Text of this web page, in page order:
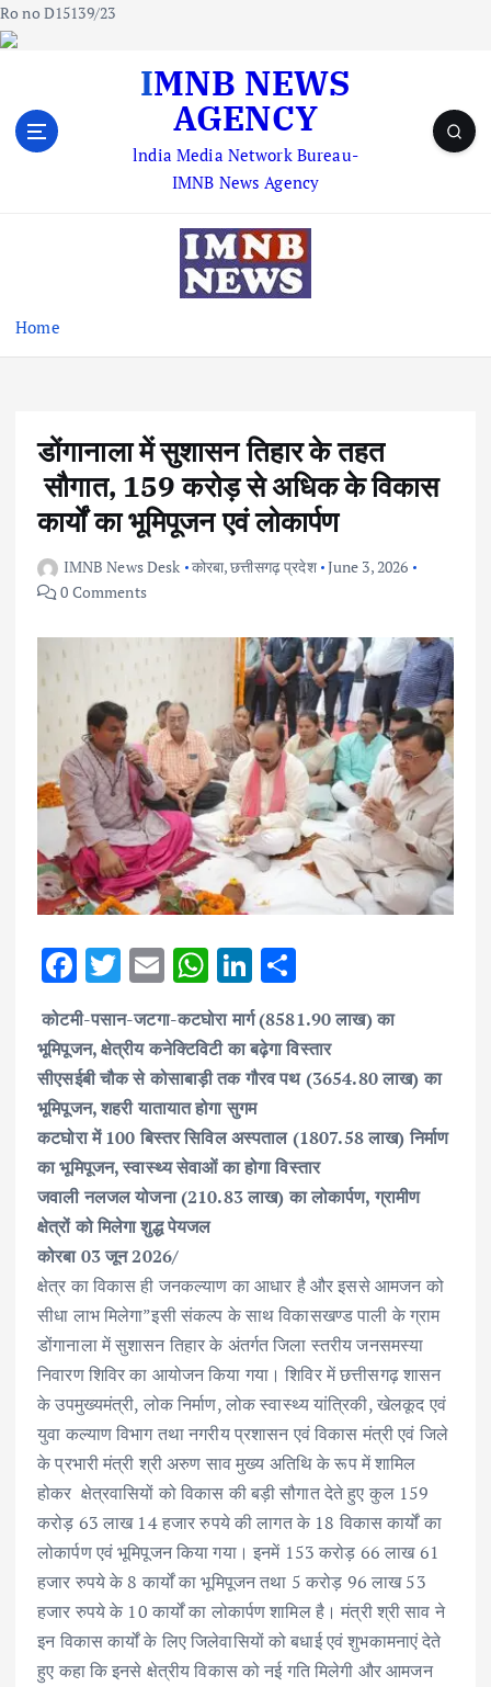
Ro no D15139/23
IMNB NEWS
AGENCY
lndia Media Network Bureau-
IMNB News Agency
Home
डोंगानाला में सुशासन तिहार के तहत
सौगात, 159 करोड़ से अधिक के विकास
कार्यों का भूमिपूजन एवं लोकार्पण
IMNB News Desk कोरबा,छत्तीसगढ़ प्रदेश June 3, 2026
0 Comments
F
ac
e
b
o
o
k
T
it
te
r
E
ai
l
W
h
at
s
A
p
p
Li
n
k
e
dI
n
ar
e
कोटमी-पसान-जटगा-कटघोरा मार्ग (8581.90 लाख) का
भूमिपूजन, क्षेत्रीय कनेक्टिविटी का बढ़ेगा विस्तार
सीएसईबी चौक से कोसाबाड़ी तक गौरव पथ (3654.80 लाख) का
भूमिपूजन, शहरी यातायात होगा सुगम
कटघोरा में 100 बिस्तर सिविल अस्पताल (1807.58 लाख) निर्माण
का भूमिपूजन, स्वास्थ्य सेवाओं का होगा विस्तार
जवाली नलजल योजना (210.83 लाख) का लोकार्पण, ग्रामीण
क्षेत्रों को मिलेगा शुद्ध पेयजल
कोरबा 03 जून 2026/
क्षेत्र का विकास ही जनकल्याण का आधार है और इससे आमजन को
सीधा लाभ मिलेगा”इसी संकल्प के साथ विकासखण्ड पाली के ग्राम
डोंगानाला में सुशासन तिहार के अंतर्गत जिला स्तरीय जनसमस्या
निवारण शिविर का आयोजन किया गया। शिविर में छत्तीसगढ़ शासन
के उपमुख्यमंत्री, लोक निर्माण, लोक स्वास्थ्य यांत्रिकी, खेलकूद एवं
युवा कल्याण विभाग तथा नगरीय प्रशासन एवं विकास मंत्री एवं जिले
के प्रभारी मंत्री श्री अरुण साव मुख्य अतिथि के रूप में शामिल
होकर क्षेत्रवासियों को विकास की बड़ी सौगात देते हुए कुल 159
करोड़ 63 लाख 14 हजार रुपये की लागत के 18 विकास कार्यों का
लोकार्पण एवं भूमिपूजन किया गया। इनमें 153 करोड़ 66 लाख 61
हजार रुपये के 8 कार्यों का भूमिपूजन तथा 5 करोड़ 96 लाख 53
हजार रुपये के 10 कार्यों का लोकार्पण शामिल है। मंत्री श्री साव ने
इन विकास कार्यों के लिए जिलेवासियों को बधाई एवं शुभकामनाएं देते
हुए कहा कि इनसे क्षेत्रीय विकास को नई गति मिलेगी और आमजन